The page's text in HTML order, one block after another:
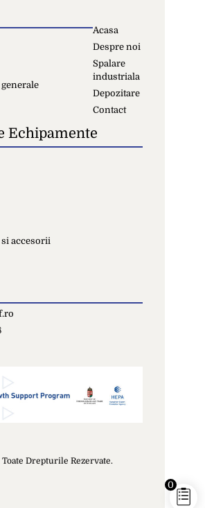
Acasa
Despre noi
Spalare
industriala
Depozitare
Contact
Echipamente
accesorii
Drepturile Rezervate.
0